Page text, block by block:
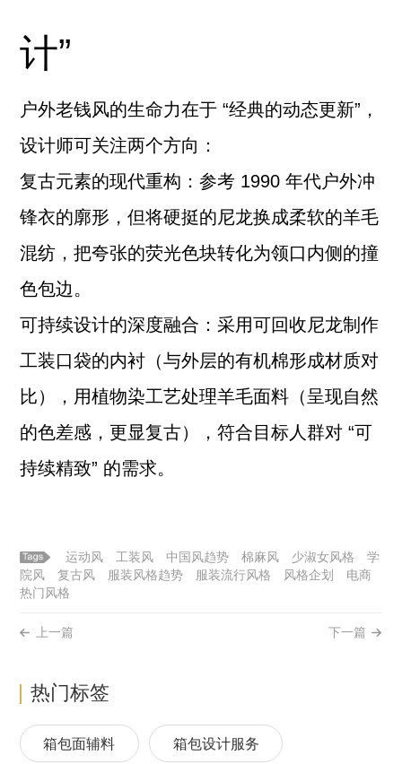
计”
户外老钱风的生命力在于 “经典的动态更新”，
设计师可关注两个方向：
复古元素的现代重构：参考 1990 年代户外冲
锋衣的廓形，但将硬挺的尼龙换成柔软的羊毛
混纺，把夸张的荧光色块转化为领口内侧的撞
色包边。
可持续设计的深度融合：采用可回收尼龙制作
工装口袋的内衬（与外层的有机棉形成材质对
比），用植物染工艺处理羊毛面料（呈现自然
的色差感，更显复古），符合目标人群对 “可
持续精致” 的需求。
运动风 工装风 中国风趋势 棉麻风 少淑女风格
学
院风
复古风 服装风格趋势 服装流行风格 风格企划
电商
热门风格
上一篇 下一篇
热门标签
箱包面辅料 箱包设计服务